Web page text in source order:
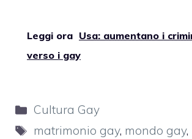
Leggi ora Usa: aumentano i
verso i gay
Categorie
Cultura Gay
Tag
matrimonio gay, mondo gay,